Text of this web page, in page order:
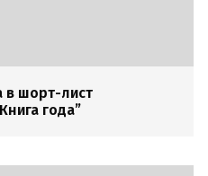
шорт-лист
года”